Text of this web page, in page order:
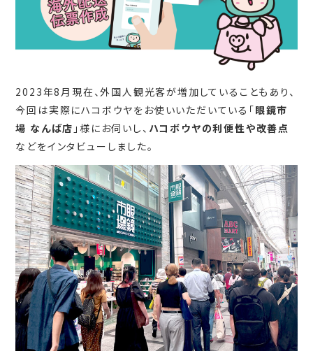
2023年8月現在、外国人観光客が増加していることもあり、
今回は実際にハコボウヤをお使いいただいている「眼鏡市
場 なんば店 」様にお伺いし、 ハコボウヤの利便性や改善点
などをインタビューしました。